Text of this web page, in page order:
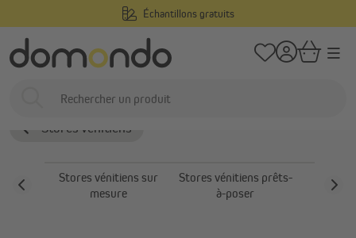
Échantillons gratuits
Stores vénitiens bois
Stores vénitiens
Stores vénitiens sur
mesure
Stores vénitiens prêts-
à-poser